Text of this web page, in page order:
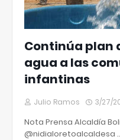
Continúa plan
agua a las
infantinas
Julio Ramos 3/27/
Nota Prensa Alcaldía
@nidialoretoalcaldesa